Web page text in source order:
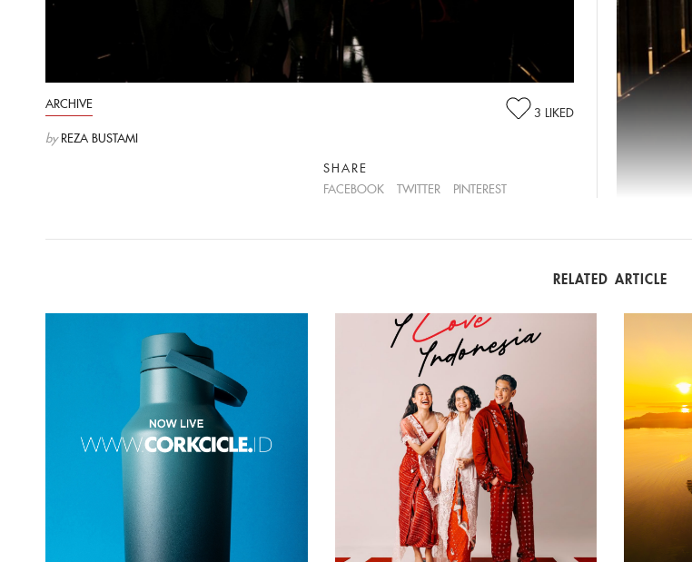
ARCHIVE
3 LIKED
by REZA BUSTAMI
SHARE
FACEBOOK
TWITTER PINTEREST
Mikey Madison
Tahun
RELATED ARTICLE